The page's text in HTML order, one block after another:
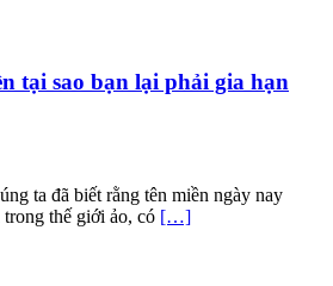
tại sao bạn lại phải gia hạn
ta đã biết rằng tên miền ngày nay
thế giới ảo, có […]